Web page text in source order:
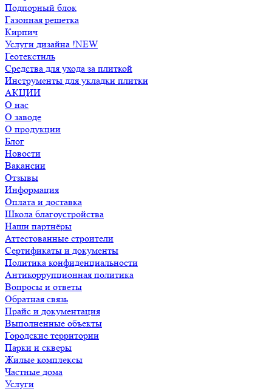
Подпорный блок
Газонная решетка
Кирпич
Услуги дизайна !NEW
Геотекстиль
Средства для ухода за плиткой
Инструменты для укладки плитки
АКЦИИ
О нас
О заводе
О продукции
Блог
Новости
Вакансии
Отзывы
Информация
Оплата и доставка
Школа благоустройства
Наши партнёры
Аттестованные строители
Сертификаты и документы
Политика конфиденциальности
Антикоррупционная политика
Вопросы и ответы
Обратная связь
Прайс и документация
Выполненные объекты
Городские территории
Парки и скверы
Жилые комплексы
Частные дома
Услуги